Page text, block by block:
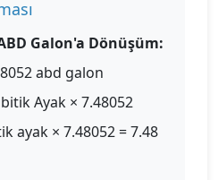
Galon'a Dönüşüm:
abd galon
Ayak × 7.48052
ayak × 7.48052 = 7.48